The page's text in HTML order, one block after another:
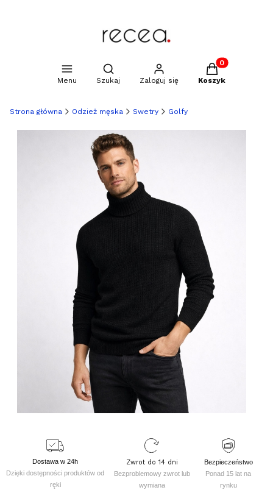
Menu
Otwórz wyszukiwarkę
Szukaj Zaloguj się
Produkty w
Koszyk
Strona główna Odzież męska Swetry Golfy
Dostawa w 24h
Dzięki dostępności produktów od
ręki
Zwrot do 14 dni
Bezproblemowy zwrot lub
wymiana
Bezpieczeństwo
Ponad 15 lat na
rynku